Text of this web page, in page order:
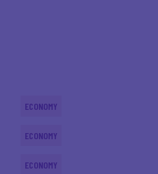
ECONOMY
ECONOMY
ECONOMY